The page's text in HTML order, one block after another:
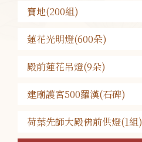
寶地(200組)
蓮花光明燈(600朵)
殿前蓮花吊燈(9朵)
建廟護宮500羅漢(石碑)
荷葉先師大殿佛前供燈(1組)